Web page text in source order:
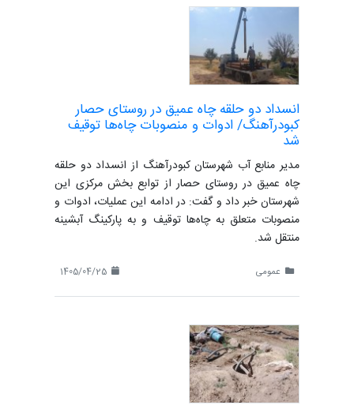
انسداد دو حلقه چاه عمیق در روستای حصار
کبودرآهنگ/ ادوات و منصوبات چاه‌ها توقیف
شد
مدیر منابع آب شهرستان کبودرآهنگ از انسداد دو حلقه
چاه عمیق در روستای حصار از توابع بخش مرکزی این
شهرستان خبر داد و گفت: در ادامه این عملیات، ادوات و
منصوبات متعلق به چاه‌ها توقیف و به پارکینگ آبشینه
منتقل شد.
عمومی